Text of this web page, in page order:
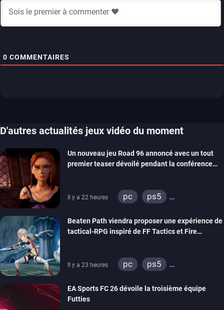
0 COMMENTAIRES
D'autres actualités jeux vidéo du moment
Un nouveau jeu Road 96 annoncé avec un tout
premier teaser dévoilé pendant la conférence
Il y a 22 heures pc
ps5
stadia
ps4
xbox one
Beaten Path viendra proposer une expérience de
tactical-RPG inspiré de FF Tactics et Fire
Il y a 23 heures pc
ps5
EA Sports FC 26 dévoile la troisième équipe
Futties